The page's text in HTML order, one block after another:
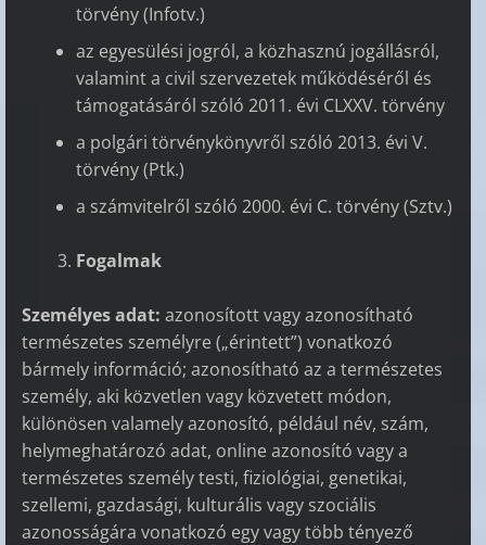
törvény (Infotv.)
az egyesülési jogról, a közhasznú jogállásról,
valamint a civil szervezetek működéséről és
támogatásáról szóló 2011. évi CLXXV. törvény
a polgári törvénykönyvről szóló 2013. évi V.
törvény (Ptk.)
a számvitelről szóló 2000. évi C. törvény (Sztv.)
Fogalmak
Személyes adat: azonosított vagy azonosítható
természetes személyre („érintett”) vonatkozó
bármely információ; azonosítható az a természetes
személy, aki közvetlen vagy közvetett módon,
különösen valamely azonosító, például név, szám,
helymeghatározó adat, online azonosító vagy a
természetes személy testi, fiziológiai, genetikai,
szellemi, gazdasági, kulturális vagy szociális
azonosságára vonatkozó egy vagy több tényező